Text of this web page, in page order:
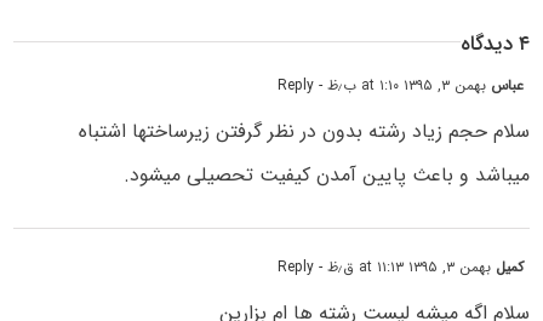
۴ دیدگاه
عباس بهمن ۳, ۱۳۹۵ at ۱:۱۰ ب٫ظ - Reply
سلام حجم زیاد رشته بدون در نظر گرفتن زیرساختها اشتباه
میباشد و باعث پایین آمدن کیفیت تحصیلی میشود.
کمیل بهمن ۳, ۱۳۹۵ at ۱۱:۱۳ ق٫ظ - Reply
سلام اگه میشه لیست رشته ها ام بزارین